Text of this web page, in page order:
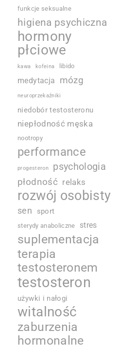
funkcje seksualne
higiena psychiczna
hormony
płciowe
kawa kofeina libido
medytacja mózg
neuroprzekaźniki
niedobór testosteronu
niepłodność męska
nootropy
performance
progesteron psychologia
płodność relaks
rozwój osobisty
sen sport
sterydy anaboliczne stres
suplementacja
terapia
testosteronem
testosteron
używki i nałogi
witalność
zaburzenia
hormonalne